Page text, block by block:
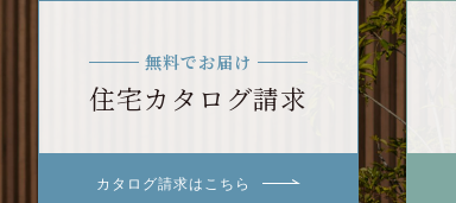
無料でお届け
住宅カタログ請求
カタログ請求はこちら